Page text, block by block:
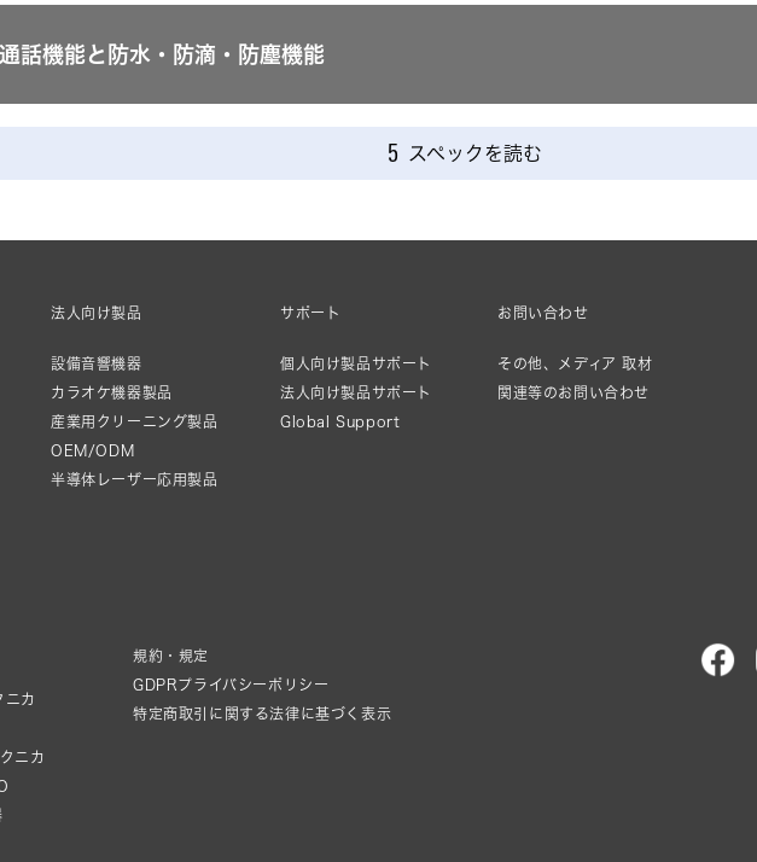
通話機能と防水・防滴・防塵機能
5 スペックを読む
法人向け製品
設備音響機器
カラオケ機器製品
産業用クリーニング製品
OEM/ODM
半導体レーザー応用製品
サポート
個人向け製品サポート
法人向け製品サポート
Global Support
お問い合わせ
その他、メディア 取材
関連等のお問い合わせ
カ
ニカ
規約・規定
GDPRプライバシーポリシー
特定商取引に関する法律に基づく表示